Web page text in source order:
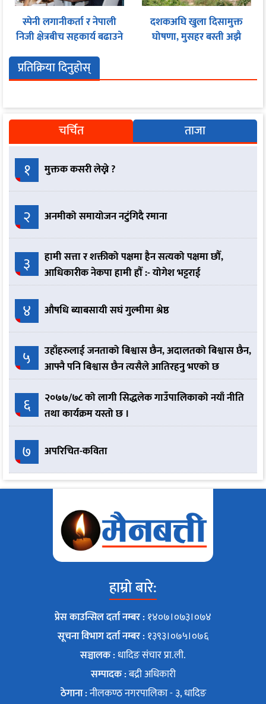
स्पेनी लगानीकर्ता र नेपाली
निजी क्षेत्रबीच सहकार्य बढाउने
दशकअघि खुला दिसामुक्त
घोषणा, मुसहर बस्ती अझै
प्रतिक्रिया दिनुहोस्
चर्चित ताजा
१ मुक्तक कसरी लेख्ने ?
२ अनमीको समायोजन नटुंगिदै रमाना
३
हामी सत्ता र शक्तीको पक्षमा हैन सत्यको पक्षमा छौँ,
आधिकारीक नेकपा हामी हौँ :- योगेश भट्टराई
४ औषधि ब्याबसायी सघं गुल्मीमा श्रेष्ठ
५
उहाँहरुलाई जनताको बिश्वास छैन, अदालतको बिश्वास छैन,
आफ्नै पनि बिश्वास छैन त्यसैले आतिरहनु भएको छ
६
२०७७/७८ को लागी सिद्धलेक गाउँपालिकाको नयाँ नीति
तथा कार्यक्रम यस्तो छ ।
७ अपरिचित-कविता
हाम्रो बारे:
प्रेस काउन्सिल दर्ता नम्बर :१४०७।०७३।०७४
सूचना विभाग दर्ता नम्बर :१३९३।०७५।०७६
सञ्चालक :धादिङ संचार प्रा.ली.
सम्पादक :बद्री अधिकारी
ठेगाना :नीलकण्ठ नगरपालिका - ३, धादिङ